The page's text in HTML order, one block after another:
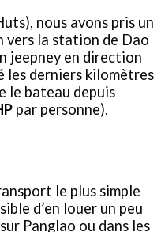
nous avons pris un
vers la station de Dao
jeepney en direction
les derniers kilomètres
le bateau depuis
par personne).
le plus simple
d’en louer un peu
Panglao ou dans les